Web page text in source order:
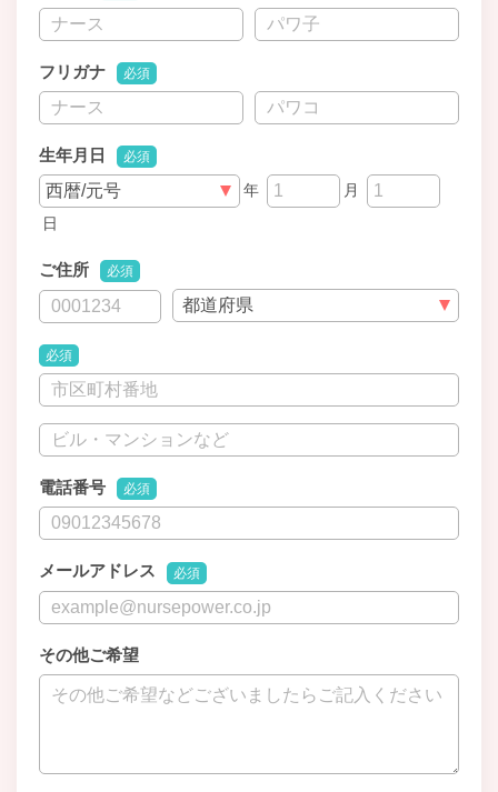
フリガナ 必須
生年月日 必須
年
月
日
ご住所 必須
必須
電話番号 必須
メールアドレス 必須
その他ご希望